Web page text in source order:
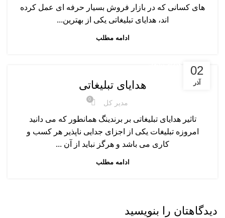
های کسانی که در بازار فروش بسیار حرفه ای عمل کرده
اند، هدایای تبلیغاتی یکی از بهترین...
ادامه مطلب
02
آذر
مقالات هدایای تبلیغاتی
هدایای تبلیغاتی
مدیر کل 0
تاثیر هدایای تبلیغاتی بر برندینگ همانطور که می دانید
امروزه تبلیغات یکی از اجزای جدایی ناپذیر هر کسب و
کاری می باشد و هرگز نباید از آن ...
ادامه مطلب
دیدگاهتان را بنویسید